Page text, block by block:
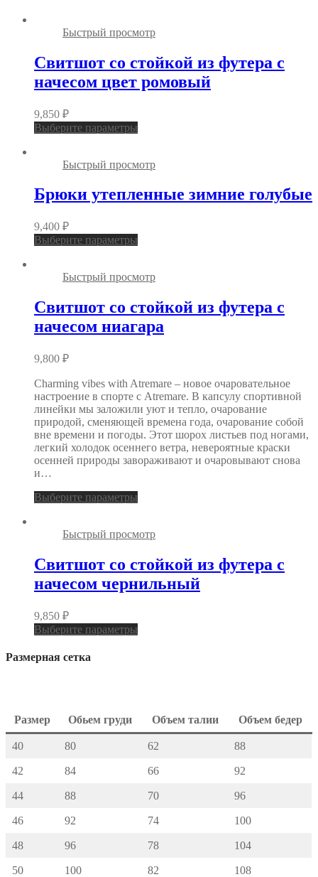
Быстрый просмотр
Свитшот со стойкой из футера с
начесом цвет ромовый
9,850 ₽
Выберите параметры
Быстрый просмотр
Брюки утепленные зимние голубые
9,400 ₽
Выберите параметры
Быстрый просмотр
Свитшот со стойкой из футера с
начесом ниагара
9,800 ₽
Charming vibes with Atremare – новое очаровательное
настроение в спорте с Atremare. В капсулу спортивной
линейки мы заложили уют и тепло, очарование
природой, сменяющей времена года, очарование собой
вне времени и погоды. Этот шорох листьев под ногами,
легкий холодок осеннего ветра, невероятные краски
осенней природы завораживают и очаровывают снова
и…
Выберите параметры
Быстрый просмотр
Свитшот со стойкой из футера с
начесом чернильный
9,850 ₽
Выберите параметры
Размерная сетка
Размер Обьем груди Объем талии Объем бедер
40 80 62 88
42 84 66 92
44 88 70 96
46 92 74 100
48 96 78 104
50 100 82 108